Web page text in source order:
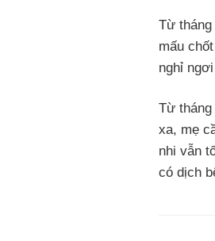
Từ
mấu
nghỉ
Từ
xa, mẹ
nhi vẫn
có dịch